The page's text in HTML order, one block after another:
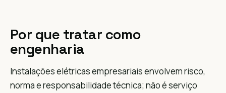
Por que tratar como
engenharia
Instalações elétricas empresariais envolvem risco,
norma e responsabilidade técnica; não é serviço